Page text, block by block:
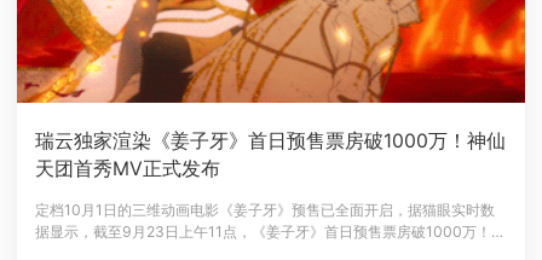
瑞云独家渲染《姜子牙》首日预售票房破1000万！神仙
天团首秀MV正式发布
定档10月1日的三维动画电影《姜子牙》预售已全面开启，据猫眼实时数
据显示，截至9月23日上午11点，《姜子牙》首日预售票房破1000万！预